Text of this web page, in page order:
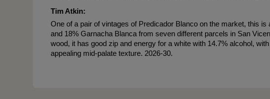
Tim Atkin:
One of a pair of vintages of Predicador Blanco on the market, this
and 18% Garnacha Blanca from seven different parcels in San
wood, it has good zip and energy for a white with 14.7% alcohol,
appealing mid-palate texture. 2026-30.